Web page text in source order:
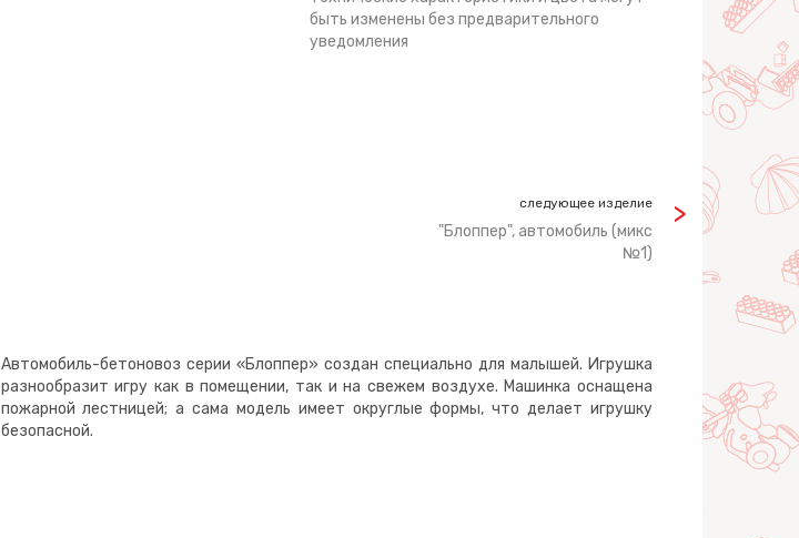
быть изменены без предварительного
уведомления
следующее изделие
"Блоппер", автомобиль (микс
№1)
Автомобиль-бетоновоз серии «Блоппер» создан специально для малышей. Игрушка
разнообразит игру как в помещении, так и на свежем воздухе. Машинка оснащена
пожарной лестницей; а сама модель имеет округлые формы, что делает игрушку
безопасной.